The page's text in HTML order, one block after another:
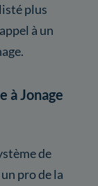
plus
à un
à Jonage
de
pro de la